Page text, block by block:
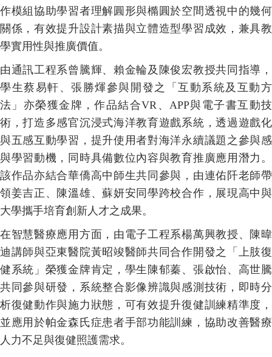
作模組協助學習者理解圓形與橢圓於空間透視中的幾何
關係，有效提升設計素描與立體造型學習成效，兼具教
學實用性與推廣價值。
由通訊工程系曾騰輝、賴金輪及陳俊宏教授共同指導，
學生蔡易軒、張勝煇參與開發之「互動系統及互動方
法」亦榮獲金牌，作品結合VR、APP與電子書互動技
術，打造多感官沉浸式海洋教育遊戲系統，透過遊戲化
與五感互動學習，提升使用者對海洋永續議題之參與感
與學習動機，同時具備數位內容與教育推廣應用潛力。
該作品亦結合華僑高中師生共同參與，由連佑阡老師帶
領姜吉正、陳溫雄、蘇妍安同學跨校合作，展現高中與
大學攜手培育創新人才之成果。
在智慧醫療應用方面，由電子工程系楊萬興教授、陳暐
迪講師與亞東醫院黃昭竣醫師共同合作開發之「上肢復
健系統」榮獲金牌肯定，學生陳郁蓁、張啟怡、高世騰
共同參與研發，系統整合影像辨識與感測技術，即時分
析復健動作與施力狀態，可有效提升復健訓練精準度，
並應用於帕金森氏症患者手部功能訓練，協助改善醫療
人力不足與復健照護需求。